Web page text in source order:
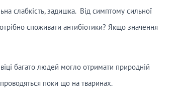
слабкість, задишка. Від симптому сильної
споживати антибіотики? Якщо значення
багато людей могло отримати природній
поки що на тваринах.